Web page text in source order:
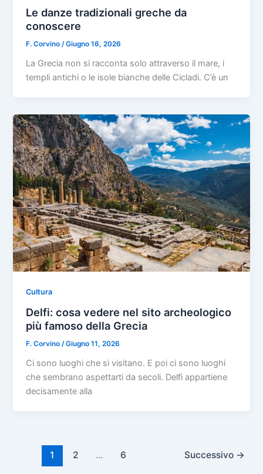
Le danze tradizionali greche da
conoscere
F. Corvino /Giugno 16, 2026
La Grecia non si racconta solo attraverso il mare, i
templi antichi o le isole bianche delle Cicladi. C’è un
Cultura
Delfi: cosa vedere nel sito archeologico
più famoso della Grecia
F. Corvino/Giugno 11, 2026
Ci sono luoghi che si visitano. E poi ci sono luoghi
che sembrano aspettarti da secoli. Delfi appartiene
decisamente alla
1 2 … 6 Successivo →